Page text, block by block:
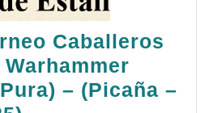
Caballeros
– (Picaña –